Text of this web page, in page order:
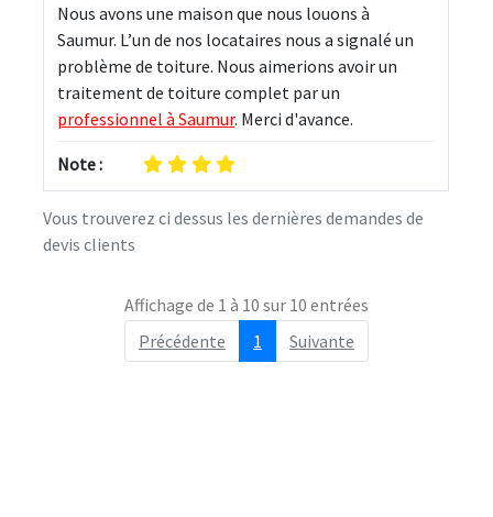
Vous trouverez ci dessus les dernières demandes de
devis clients
Nous avons une maison que nous louons à
Saumur. L’un de nos locataires nous a signalé un
problème de toiture. Nous aimerions avoir un
traitement de toiture complet par un
professionnel à Saumur. Merci d'avance.
Note :
Affichage de 1 à 10 sur 10 entrées
Précédente
1 Suivante